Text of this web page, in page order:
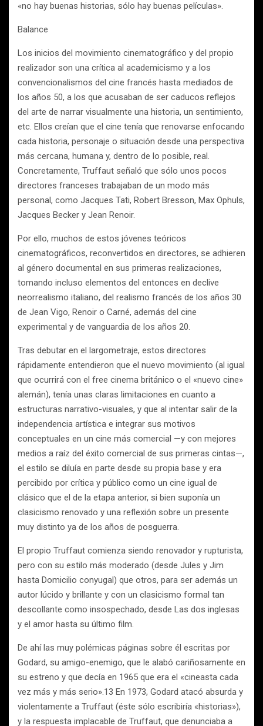
«no hay buenas historias, sólo hay buenas películas».
Balance
Los inicios del movimiento cinematográfico y del propio
realizador son una crítica al academicismo y a los
convencionalismos del cine francés hasta mediados de
los años 50, a los que acusaban de ser caducos reflejos
del arte de narrar visualmente una historia, un sentimiento,
etc. Ellos creían que el cine tenía que renovarse enfocando
cada historia, personaje o situación desde una perspectiva
más cercana, humana y, dentro de lo posible, real.
Concretamente, Truffaut señaló que sólo unos pocos
directores franceses trabajaban de un modo más
personal, como Jacques Tati, Robert Bresson, Max Ophuls,
Jacques Becker y Jean Renoir.
Por ello, muchos de estos jóvenes teóricos
cinematográficos, reconvertidos en directores, se adhieren
al género documental en sus primeras realizaciones,
tomando incluso elementos del entonces en declive
neorrealismo italiano, del realismo francés de los años 30
de Jean Vigo, Renoir o Carné, además del cine
experimental y de vanguardia de los años 20.
Tras debutar en el largometraje, estos directores
rápidamente entendieron que el nuevo movimiento (al igual
que ocurrirá con el free cinema británico o el «nuevo cine»
alemán), tenía unas claras limitaciones en cuanto a
estructuras narrativo-visuales, y que al intentar salir de la
independencia artística e integrar sus motivos
conceptuales en un cine más comercial —y con mejores
medios a raíz del éxito comercial de sus primeras cintas—,
el estilo se diluía en parte desde su propia base y era
percibido por crítica y público como un cine igual de
clásico que el de la etapa anterior, si bien suponía un
clasicismo renovado y una reflexión sobre un presente
muy distinto ya de los años de posguerra.
El propio Truffaut comienza siendo renovador y rupturista,
pero con su estilo más moderado (desde Jules y Jim
hasta Domicilio conyugal) que otros, para ser además un
autor lúcido y brillante y con un clasicismo formal tan
descollante como insospechado, desde Las dos inglesas
y el amor hasta su último film.
De ahí las muy polémicas páginas sobre él escritas por
Godard, su amigo-enemigo, que le alabó cariñosamente en
su estreno y que decía en 1965 que era el «cineasta cada
vez más y más serio».13 En 1973, Godard atacó absurda y
violentamente a Truffaut (éste sólo escribiría «historias»),
y la respuesta implacable de Truffaut, que denunciaba a